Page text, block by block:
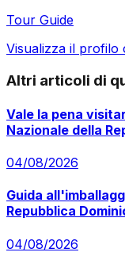
Tour Guide
Visualizza il
Altri articoli di
Vale la pena
Nazionale della
04/08/2026
Guida
Repubblica
04/08/2026